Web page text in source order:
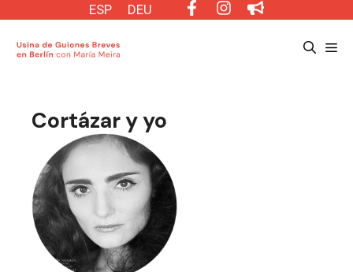
contenido
ESP DEU
Cortázar y yo